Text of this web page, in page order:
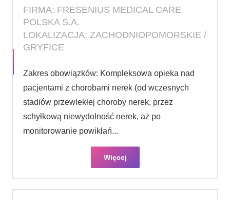
FIRMA: FRESENIUS MEDICAL CARE
POLSKA S.A.
LOKALIZACJA: ZACHODNIOPOMORSKIE /
GRYFICE
Zakres obowiązków: Kompleksowa opieka nad
pacjentami z chorobami nerek (od wczesnych
stadiów przewlekłej choroby nerek, przez
schyłkową niewydolność nerek, aż po
monitorowanie powikłań...
Więcej